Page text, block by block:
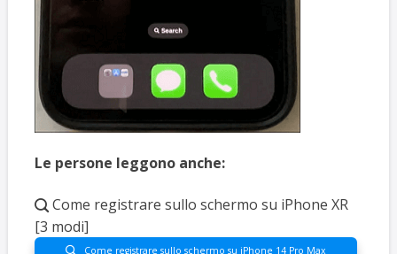
Le persone leggono anche:
 Come registrare sullo schermo su iPhone XR
[3 modi]
 Come registrare sullo schermo su iPhone 14 Pro Max